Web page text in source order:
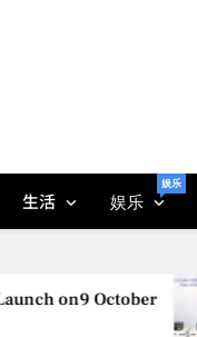
生活 娱乐
娱乐
October